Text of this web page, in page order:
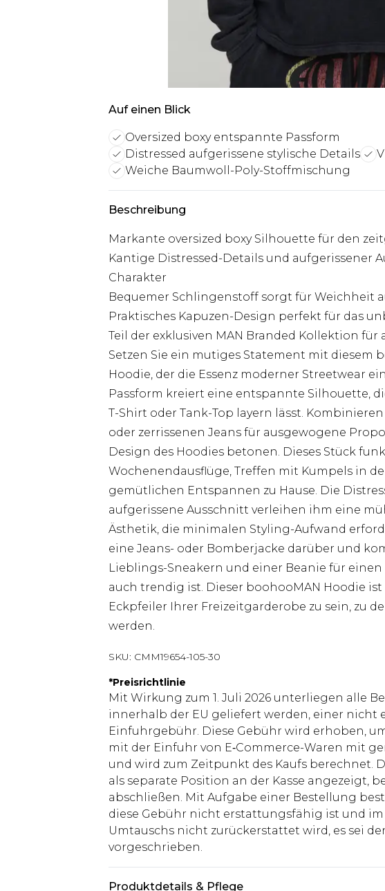
Auf einen Blick
Oversized boxy entspannte Passform
Distressed aufgerissene stylische Details
Weiche Baumwoll-Poly-Stoffmischung
Beschreibung
Markante oversized boxy Silhouette für den
Kantige Distressed-Details und aufgerissener
Charakter
Bequemer Schlingenstoff sorgt für Weichheit
Praktisches Kapuzen-Design perfekt für das
Teil der exklusiven MAN Branded Kollektion
Setzen Sie ein mutiges Statement mit diesem
Hoodie, der die Essenz moderner Streetwear
Passform kreiert eine entspannte Silhouette,
T-Shirt oder Tank-Top layern lässt.
oder zerrissenen Jeans für ausgewogene
Design des Hoodies betonen. Dieses Stück
Wochenendausflüge, Treffen mit Kumpels in
gemütlichen Entspannen zu Hause. Die
aufgerissene Ausschnitt verleihen ihm eine
Ästhetik, die minimalen Styling-Aufwand
eine Jeans- oder Bomberjacke darüber und
Lieblings-Sneakern und einer Beanie für
auch trendig ist. Dieser boohooMAN Hoodie
Eckpfeiler Ihrer Freizeitgarderobe zu sein, zu
werden.
SKU: CMM19654-105-30
*Preisrichtlinie
Mit Wirkung zum 1. Juli 2026 unterliegen alle
innerhalb der EU geliefert werden, einer nicht
Einfuhrgebühr. Diese Gebühr wird erhoben,
mit der Einfuhr von E‑Commerce-Waren mit
und wird zum Zeitpunkt des Kaufs berechnet.
als separate Position an der Kasse angezeigt,
abschließen. Mit Aufgabe einer Bestellung
diese Gebühr nicht erstattungsfähig ist und
Umtauschs nicht zurückerstattet wird, es sei
vorgeschrieben.
Produktdetails & Pflege